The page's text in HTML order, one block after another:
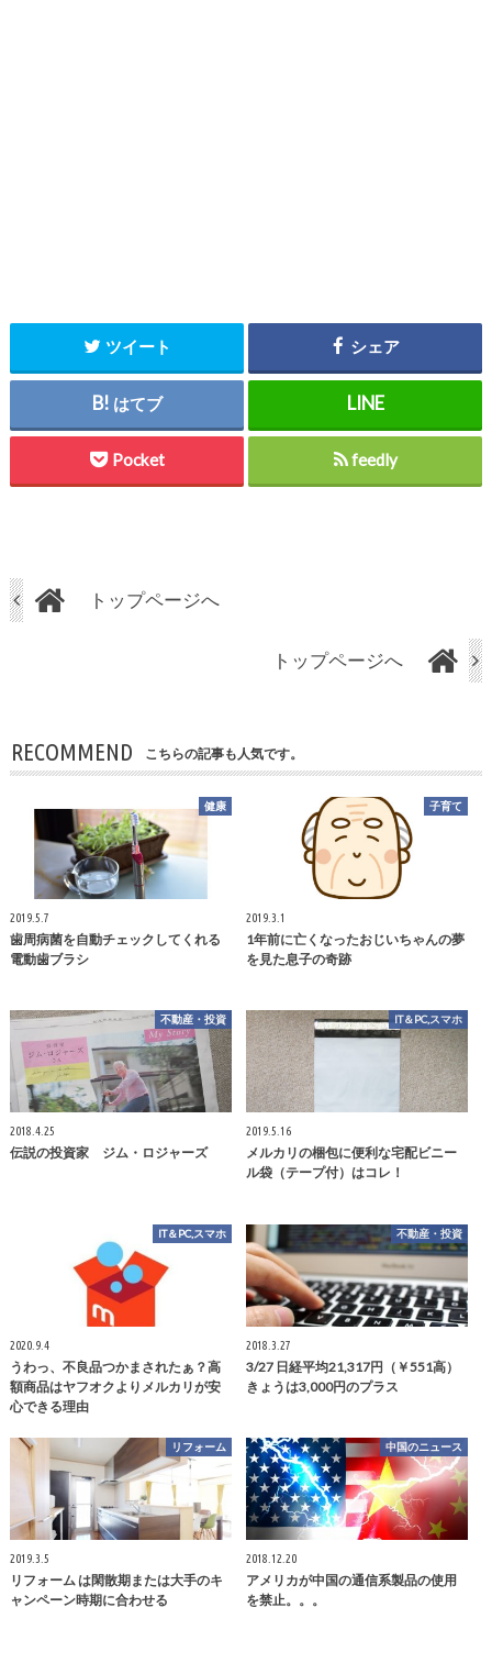
ツイート シェア
はてブ
Pocket feedly
トップページへ
トップページへ
RECOMMEND こちらの記事も人気です。
健康
2019.5.7
歯周病菌を自動チェックしてくれる
電動歯ブラシ
子育て
2019.3.1
1年前に亡くなったおじいちゃんの夢
を見た息子の奇跡
不動産・投資
2018.4.25
伝説の投資家 ジム・ロジャーズ
IT＆PC,スマホ
2019.5.16
メルカリの梱包に便利な宅配ビニー
ル袋（テープ付）はコレ！
IT＆PC,スマホ
2020.9.4
うわっ、不良品つかまされたぁ？高
額商品はヤフオクよりメルカリが安
心できる理由
不動産・投資
2018.3.27
3/27 日経平均21,317円（￥551高）
きょうは3,000円のプラス
リフォーム
2019.3.5
リフォーム は閑散期または大手のキ
ャンペーン時期に合わせる
中国のニュース
2018.12.20
アメリカが中国の通信系製品の使用
を禁止。。。